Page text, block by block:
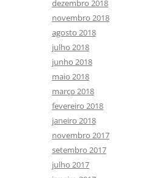
dezembro 2018
novembro 2018
agosto 2018
julho 2018
junho 2018
maio 2018
março 2018
fevereiro 2018
janeiro 2018
novembro 2017
setembro 2017
julho 2017